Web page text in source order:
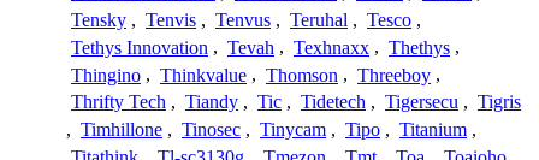
Tensky , Tenvis , Tenvus , Teruhal , Tesco ,
Tethys Innovation , Tevah , Texhnaxx , Thethys ,
Thingino , Thinkvalue , Thomson , Threeboy ,
Thrifty Tech , Tiandy , Tic , Tidetech , Tigersecu , Tigris
, Timhillone , Tinosec , Tinycam , Tipo , Titanium ,